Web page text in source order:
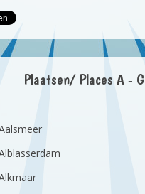
Plaatsen/ Places A - G